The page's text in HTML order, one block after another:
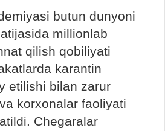
butun dunyoni
millionlab
qilish qobiliyati
karantin
etilishi bilan zarur
korxonalar faoliyati
Chegaralar